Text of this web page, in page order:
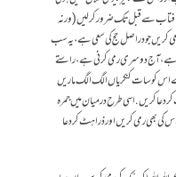
تو ۲۱ ذی الحجہ غروب آفتاب سے قبل تک ضرورکرلیں (ورنہ
کریں جو دراصل حج کی سعی ہے،یہ سب
میں کریں گے۔آج۱۱ ذی الحجہ ہے، آج دوسری رمی کرنی ہے، راستے
اس کو سات کنکریاں الگ الگ ماریں
کر دعا کریں. اسی طرح درمیان میں جمرہ
کی بھی رمی کریں اور ذرا ہٹ کر دعا